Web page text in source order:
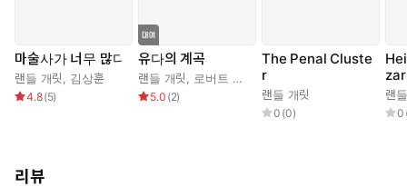
마술사가 너무 많다
랜들 개릿 김상훈
4.8(5)
유다의 계곡
랜들 개릿 로버트 실버버그
5.0 (2)
The Penal Cluste
r
랜들 개릿
0 (0)
zar
랜
0
리뷰